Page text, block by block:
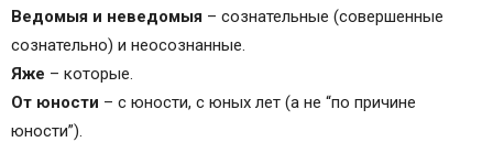
Ведомыя и неведомыя – сознательные (совершенные
сознательно) и неосознанные.
Яже – которые.
От юности – с юности, с юных лет (а не “по причине
юности”).